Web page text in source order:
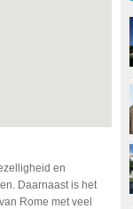
en
Daarnaast is het
Rome met veel